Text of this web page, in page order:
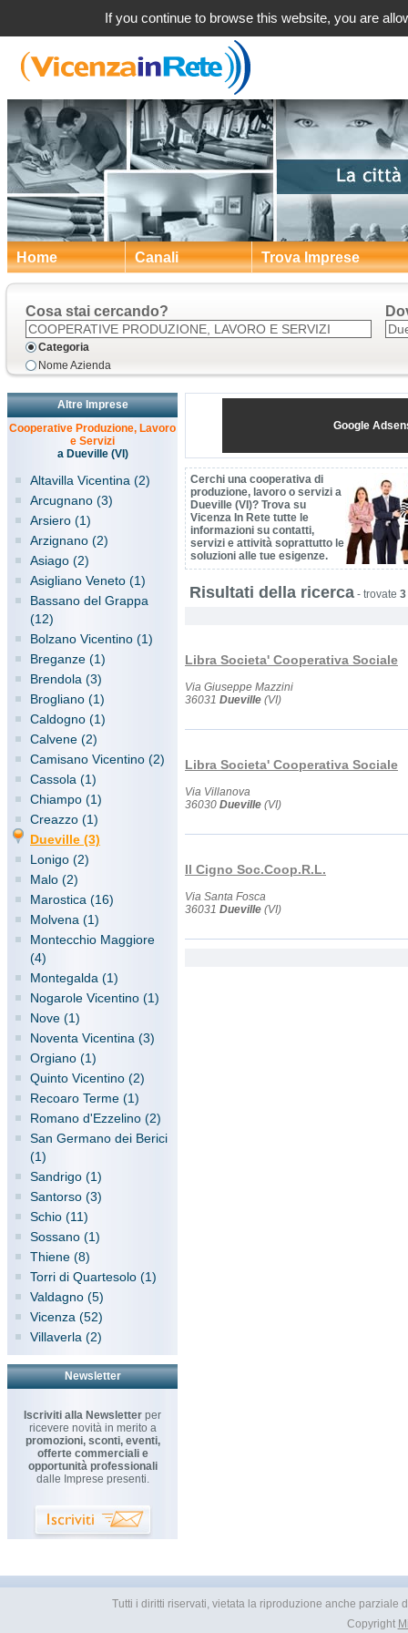
Home Canali Trova Imprese
Cosa stai cercando?
Categoria
Nome Azienda
Altre Imprese
Cooperative Produzione, Lavoro
e Servizi
a Dueville (VI)
Altavilla Vicentina (2)
Arcugnano (3)
Arsiero (1)
Arzignano (2)
Asiago (2)
Asigliano Veneto (1)
Bassano del Grappa
(12)
Bolzano Vicentino (1)
Breganze (1)
Brendola (3)
Brogliano (1)
Caldogno (1)
Calvene (2)
Camisano Vicentino (2)
Cassola (1)
Chiampo (1)
Creazzo (1)
Dueville (3)
Lonigo (2)
Malo (2)
Marostica (16)
Molvena (1)
Montecchio Maggiore
(4)
Montegalda (1)
Nogarole Vicentino (1)
Nove (1)
Noventa Vicentina (3)
Orgiano (1)
Quinto Vicentino (2)
Recoaro Terme (1)
Romano d'Ezzelino (2)
San Germano dei Berici
(1)
Sandrigo (1)
Santorso (3)
Schio (11)
Sossano (1)
Thiene (8)
Torri di Quartesolo (1)
Valdagno (5)
Vicenza (52)
Villaverla (2)
Newsletter
Iscriviti alla Newsletter per
ricevere novità in merito a
promozioni, sconti, eventi,
offerte commerciali e
opportunità professionali
dalle Imprese presenti.
Google
Cerchi una cooperativa di
produzione, lavoro o servizi a
Dueville (VI)? Trova su
Vicenza In Rete tutte le
informazioni su contatti,
servizi e attività soprattutto le
soluzioni alle tue esigenze.
Risultati della ricerca - trovate 3
Libra Societa' Cooperativa Sociale
Via Giuseppe Mazzini
36031 Dueville (VI)
Libra Societa' Cooperativa Sociale
Via Villanova
36030 Dueville (VI)
Il Cigno Soc.Coop.R.L.
Via Santa Fosca
36031 Dueville (VI)
Tutti i diritti riservati, vietata la riproduzione anche parziale
Copyright
If you continue to browse this website, you are